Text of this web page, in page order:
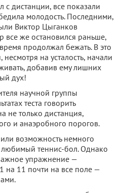
с дистанции, все показали
молодость. Последними,
Виктор Цыганков
все же остановился раньше,
продолжал бежать. В это
на усталость, начали
добавив ему лишних
дух!
научной группы
теста говорить
не только дистанция,
и анаэробного порогов.
возможность немного
любимый теннис-бол. Однако
упражнение —
на 11 почти на все поле —